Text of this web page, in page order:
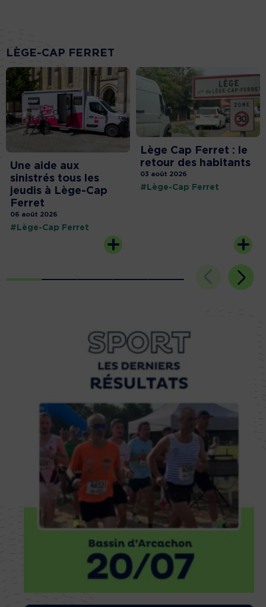
LÈGE-CAP FERRET
Une aide aux
sinistrés tous les
jeudis à Lège-Cap
Ferret
06 août 2026
#Lège-Cap Ferret
Lège Cap Ferret : le
retour des habitants
03 août 2026
#Lège-Cap Ferret